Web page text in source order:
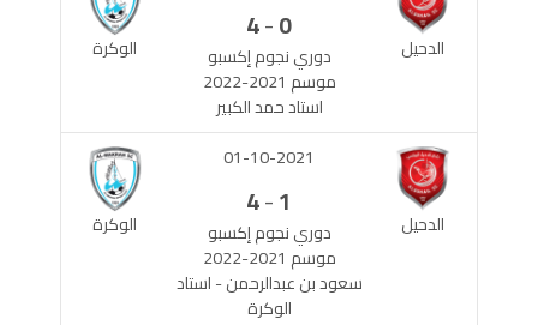
الدحيل الوكرة
0
-
4
دوري نجوم إكسبو
موسم 2021-2022
استاد حمد الكبير
الدحيل الوكرة
01-10-2021
1
-
4
دوري نجوم إكسبو
موسم 2021-2022
سعود بن عبدالرحمن - استاد
الوكرة